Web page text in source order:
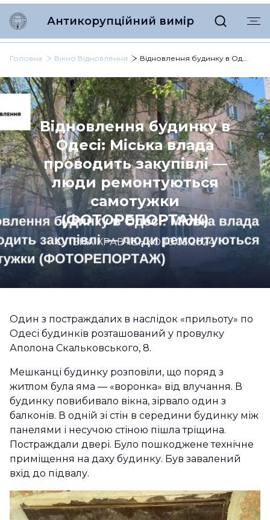
Антикорупційний вимір
Головна Вікно Відновлення Відновлення будинку в Одесі: Міська влада проводить закупівлі — люди ремонтуються самотужки (ФОТОРЕПОРТАЖ)
Відновлення будинку в
Одесі: Міська влада
проводить закупівлі —
люди ремонтуються
самотужки
(ФОТОРЕПОРТАЖ)
ОЛЕНА КРАВЧЕНКО |10.05.2024
Один з постраждалих в наслідок «прильоту» по
Одесі будинків розташований у провулку
Аполона Скальковського, 8.
Мешканці будинку розповіли, що поряд з
житлом була яма — «воронка» від влучання. В
будинку повибивало вікна, зірвало один з
балконів. В одній зі стін в середини будинку між
панелями і несучою стіною пішла тріщина.
Постраждали двері. Було пошкоджене технічне
приміщення на даху будинку. Був завалений
вхід до підвалу.